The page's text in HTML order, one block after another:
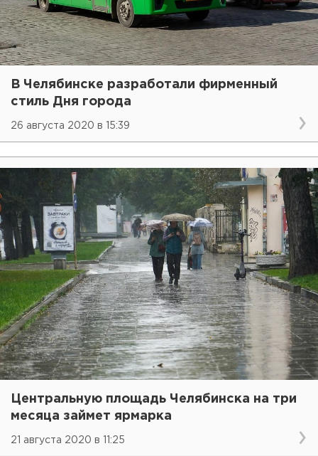
В Челябинске разработали фирменный
стиль Дня города
26 августа 2020 в 15:39
Центральную площадь Челябинска на три
месяца займет ярмарка
21 августа 2020 в 11:25